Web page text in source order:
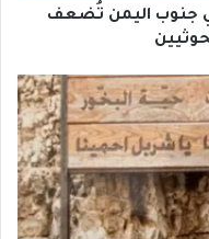
في جنوب اليمن تُضعف